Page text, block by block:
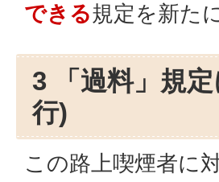
できる規定を新た
3 「過料」規
行)
この路上喫煙者に